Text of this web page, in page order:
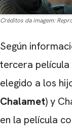
Créditos da imagem:
Según
tercera
elegido a los
Chalamet) y
en la película